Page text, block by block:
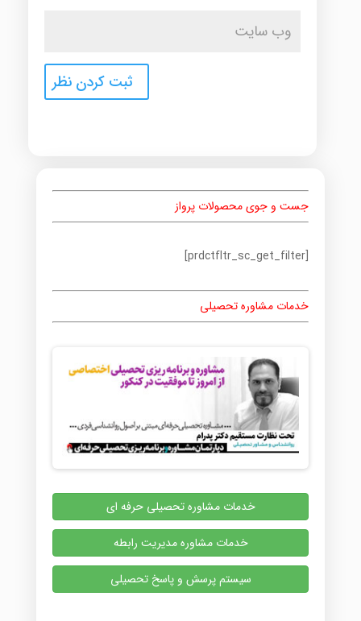
جست و جوی محصولات پرواز
[prdctfltr_sc_get_filter]
خدمات مشاوره تحصیلی
خدمات مشاوره تحصیلی حرفه ای
خدمات مشاوره مدیریت رابطه
سیستم پرسش و پاسخ تحصیلی